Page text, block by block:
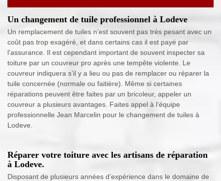
Un changement de tuile professionnel à Lodeve
Un remplacement de tuiles n’est souvent pas très pesant avec un
coût pas trop exagéré, et dans certains cas il est payé par
l’assurance. Il est cependant important de souvent inspecter sa
toiture par un couvreur pro après une tempête violente. Le
couvreur indiquera s’il y a lieu ou pas de remplacer ou réparer la
tuile concernée (normale ou faitière). Même si certaines
réparations peuvent être faites par un bricoleur, appeler un
couvreur a plusieurs avantages. Faites appel à l’équipe
professionnelle Jean Marcelin pour le changement de tuiles à
Lodeve.
Réparer votre toiture avec les artisans de réparation
à Lodeve.
Disposant de plusieurs années d’expérience dans le domaine de